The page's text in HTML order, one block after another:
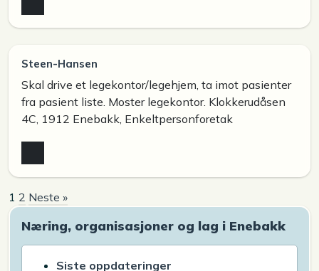
Steen-Hansen
Skal drive et legekontor/legehjem, ta imot pasienter
fra pasient liste. Moster legekontor. Klokkerudåsen
4C, 1912 Enebakk, Enkeltpersonforetak
1 2 Neste »
Næring, organisasjoner og lag i Enebakk
Siste oppdateringer